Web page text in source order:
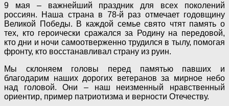
9 мая – важнейший праздник для всех поколений
россиян. Наша страна в 78-й раз отмечает годовщину
Великой Победы. В каждой семье свято чтят память о
тех, кто героически сражался за Родину на передовой,
кто дни и ночи самоотверженно трудился в тылу, помогая
фронту, кто восстанавливал страну из руин.
Мы склоняем головы перед памятью павших и
благодарим наших дорогих ветеранов за мирное небо
над головой. Они – наш неизменный нравственный
ориентир, пример патриотизма и верности Отечеству.